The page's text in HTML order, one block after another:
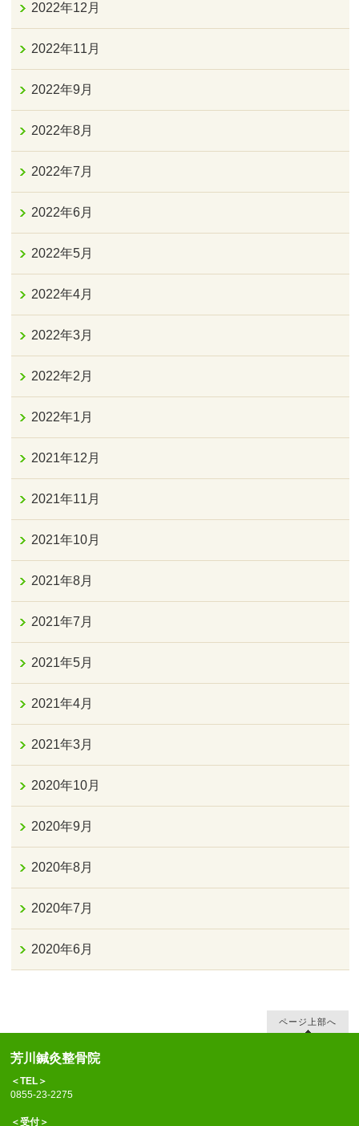
2022年12月
2022年11月
2022年9月
2022年8月
2022年7月
2022年6月
2022年5月
2022年4月
2022年3月
2022年2月
2022年1月
2021年12月
2021年11月
2021年10月
2021年8月
2021年7月
2021年5月
2021年4月
2021年3月
2020年10月
2020年9月
2020年8月
2020年7月
2020年6月
ページ上部へ
芳川鍼灸整骨院
＜TEL＞
0855-23-2275
＜受付＞